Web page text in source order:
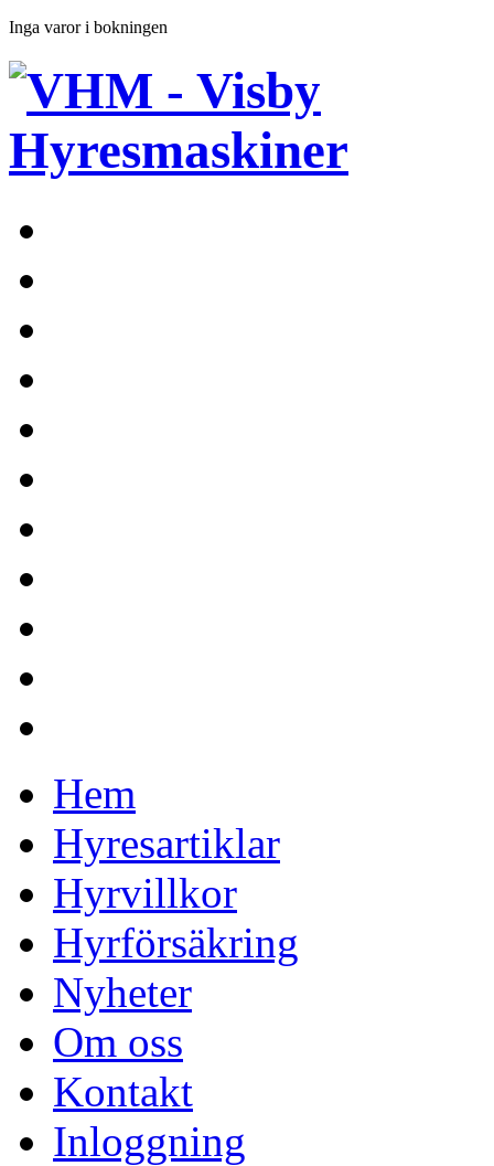
Inga varor i bokningen
Hem
Hyresartiklar
Hyrvillkor
Hyrförsäkring
Nyheter
Om oss
Kontakt
Inloggning